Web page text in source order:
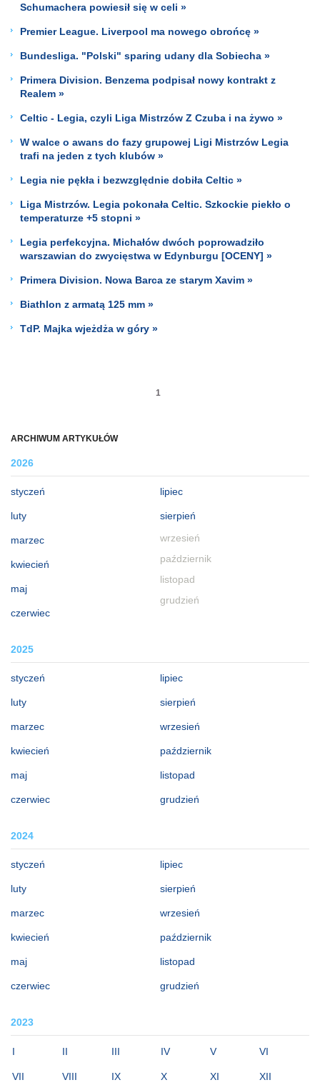
ARCHIWUM ARTYKUŁÓW
2026
styczeń
luty
marzec
kwiecień
maj
czerwiec
lipiec
sierpień
wrzesień
październik
listopad
grudzień
2025
styczeń
luty
marzec
kwiecień
maj
czerwiec
lipiec
sierpień
wrzesień
październik
listopad
grudzień
2024
styczeń
luty
marzec
kwiecień
maj
czerwiec
lipiec
sierpień
wrzesień
październik
listopad
grudzień
2023
I II III IV V VI
VII VIII IX X XI XII
Schumachera powiesił się w celi »
Premier League. Liverpool ma nowego obrońcę »
Bundesliga. "Polski" sparing udany dla Sobiecha »
Primera Division. Benzema podpisał nowy kontrakt z
Realem »
Celtic - Legia, czyli Liga Mistrzów Z Czuba i na żywo »
W walce o awans do fazy grupowej Ligi Mistrzów Legia
trafi na jeden z tych klubów »
Legia nie pękła i bezwzględnie dobiła Celtic »
Liga Mistrzów. Legia pokonała Celtic. Szkockie piekło o
temperaturze +5 stopni »
Legia perfekcyjna. Michałów dwóch poprowadziło
warszawian do zwycięstwa w Edynburgu [OCENY] »
Primera Division. Nowa Barca ze starym Xavim »
Biathlon z armatą 125 mm »
TdP. Majka wjeżdża w góry »
1